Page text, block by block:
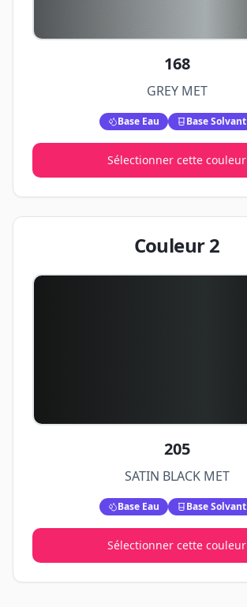
168
GREY MET
Base Eau Base Solvant
Sélectionner cette couleur
Couleur2
205
SATIN BLACK MET
Base Eau Base Solvant
Sélectionner cette couleur